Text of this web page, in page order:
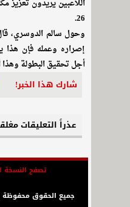
اللاعبين يريدون تعزيز
26.
وحول سالم الدوسري،
إصراره وعمله فإن هذا
أجل تحقيق البطولة وهذا
شارك هذا الخبر!
عذراً التعليقات
تصفح النسخة
جميع الحقوق محفوظة